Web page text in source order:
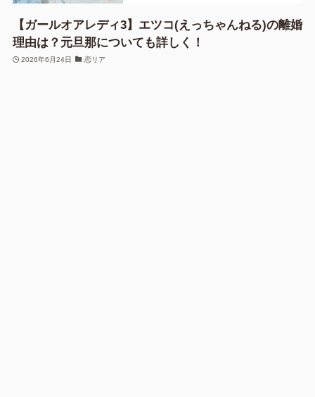
【ガールオアレディ3】エツコ(えっちゃんねる)の離婚
理由は？元旦那についても詳しく！
2026年6月24日 恋リア